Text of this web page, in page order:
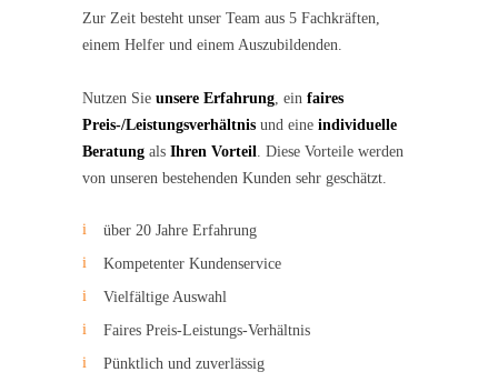
Zur Zeit besteht unser Team aus 5 Fachkräften,
einem Helfer und einem Auszubildenden.
Nutzen Sie unsere Erfahrung, ein faires
Preis-/Leistungsverhältnis und eine individuelle
Beratung als Ihren Vorteil. Diese Vorteile werden
von unseren bestehenden Kunden sehr geschätzt.
über 20 Jahre Erfahrung
Kompetenter Kundenservice
Vielfältige Auswahl
Faires Preis-Leistungs-Verhältnis
Pünktlich und zuverlässig